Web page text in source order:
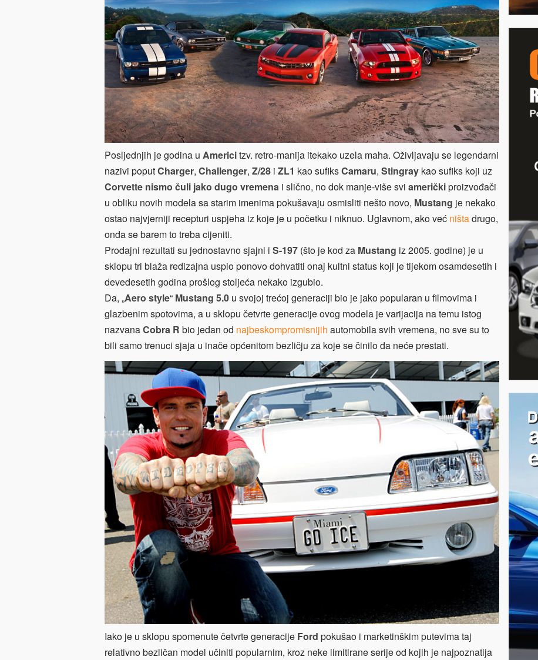
Posljednjih je godina u Americitzv. retro-manija itekako uzela maha. Oživljavaju se legendarni
nazivi poputCharger, Challenger, Z/28 i ZL1 kao sufiksCamaru, Stingray kao sufiks koji uz
Corvette nismo čuli jako dugo vremena i slično, no dok manje-više svi američkiproizvođači
u obliku novih modela sa starim imenima pokušavaju osmisliti nešto novo, Mustang je nekako
ostao najvjerniji recepturi uspjeha iz koje je u početku i niknuo. Uglavnom, ako već ništadrugo,
onda se barem to treba cijeniti.
Prodajni rezultati su jednostavno sjajni i S-197 (što je kod za Mustang iz 2005. godine) je u
sklopu tri blaža redizajna uspio ponovo dohvatiti onaj kultni status koji je tijekom osamdesetih i
devedesetih godina prošlog stoljeća nekako izgubio.
Da, „Aero style“ Mustang 5.0 u svojoj trećoj generaciji bio je jako popularan u filmovima i
glazbenim spotovima, a u sklopu četvrte generacije ovog modela je varijacija na temu istog
nazvanaCobra R bio jedan od najbeskompromisnijih automobila svih vremena, no sve su to
bili samo trenuci sjaja u inače općenitom bezličju za koje se činilo da neće prestati.
Iako je u sklopu spomenute četvrte generacije Ford pokušao i marketinškim putevima taj
relativno bezličan model učiniti popularnim, kroz neke limitirane serije od kojih je najpoznatija